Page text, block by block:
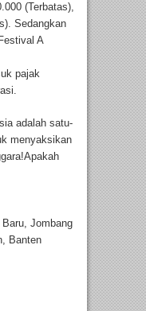
(Terbatas),
Sedangkan
A
pajak
adalah satu-
menyaksikan
Jombang
Banten